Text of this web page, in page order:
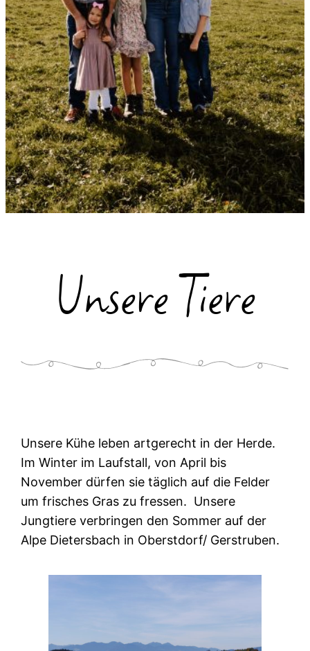
Unsere Tiere
Unsere Kühe leben artgerecht in der Herde.
Im Winter im Laufstall, von April bis
November dürfen sie täglich auf die Felder
um frisches Gras zu fressen. Unsere
Jungtiere verbringen den Sommer auf der
Alpe Dietersbach in Oberstdorf/ Gerstruben.